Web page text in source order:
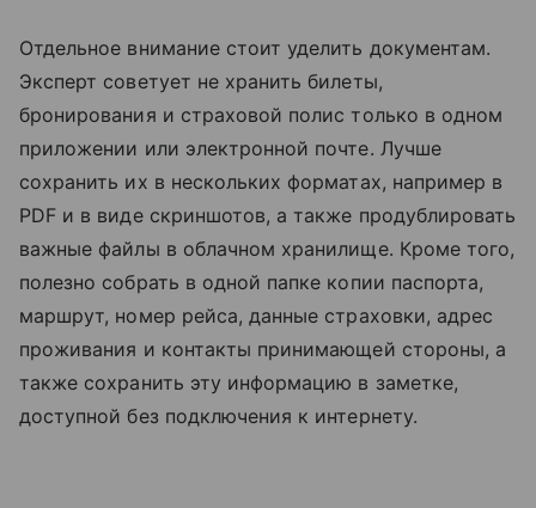
Отдельное внимание стоит уделить документам.
Эксперт советует не хранить билеты,
бронирования и страховой полис только в одном
приложении или электронной почте. Лучше
сохранить их в нескольких форматах, например в
PDF и в виде скриншотов, а также продублировать
важные файлы в облачном хранилище. Кроме того,
полезно собрать в одной папке копии паспорта,
маршрут, номер рейса, данные страховки, адрес
проживания и контакты принимающей стороны, а
также сохранить эту информацию в заметке,
доступной без подключения к интернету.